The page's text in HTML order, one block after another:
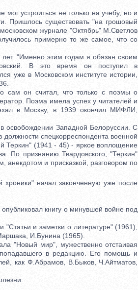
устроиться не только на учебу, но и
Пришлось существовать "на грошовый
журнале "Октябрь" М.Светлов
примерно то же самое, что со
"Именно этим годам я обязан своим
В это время он поступил в
уже в Московском институте истории,
сам он считал, что только с поэмы о
Поэма имела успех у читателей и
в Москву, в 1939 окончил МИФЛИ,
Западной Белоруссии. С
спецкорреспондента военной
Теркин" (1941 - 45) - яркое воплощение
По признанию Твардовского, "Теркин"
анекдотом и присказкой, разговором по
начал законченную уже после
книгу о минувшей войне под
и заметки о литературе" (1961),
И.Бунина (1965).
"Новый мир", мужественно отстаивая
в редакцию. Его помощь и
как Ф.Абрамов, В.Быков, Ч.Айтматов,